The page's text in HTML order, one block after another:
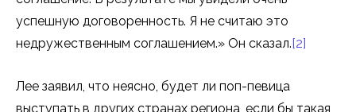
успешную договоренность. Я не считаю это
недружественным соглашением.» Он сказал. [2]
Лee заявил, что неясно, будет ли поп-певица
выступать в других странах региона, если бы такая